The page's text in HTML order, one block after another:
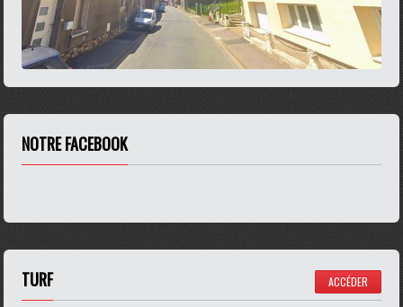
NOTRE FACEBOOK
TURF ACCÉDER